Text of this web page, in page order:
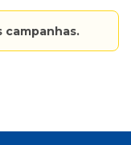
campanhas.